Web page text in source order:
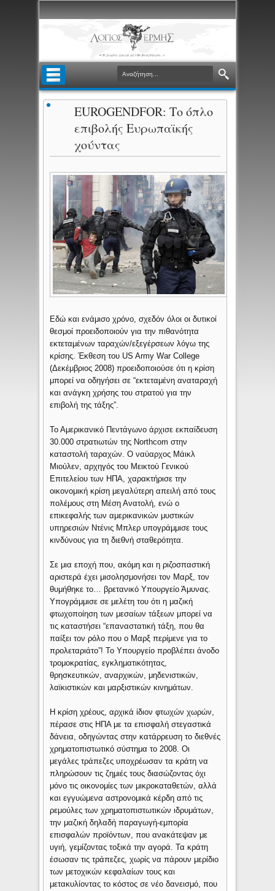
EUROGENDFOR: Το όπλο
επιβολής Ευρωπαϊκής
χούντας
Εδώ και ενάμισο χρόνο, σχεδόν όλοι οι δυτικοί
θεσμοί προειδοποιούν για την πιθανότητα
εκτεταμένων ταραχών/εξεγέρσεων λόγω της
κρίσης. Έκθεση του US Army War College
(Δεκέμβριος 2008) προειδοποιούσε ότι η κρίση
μπορεί να οδηγήσει σε “εκτεταμένη αναταραχή
και ανάγκη χρήσης του στρατού για την
επιβολή της τάξης”.
Το Αμερικανικό Πεντάγωνο άρχισε εκπαίδευση
30.000 στρατιωτών της Northcom στην
καταστολή ταραχών. Ο ναύαρχος Μάικλ
Μιούλεν, αρχηγός του Μεικτού Γενικού
Επιτελείου των ΗΠΑ, χαρακτήρισε την
οικονομική κρίση μεγαλύτερη απειλή από τους
πολέμους στη Μέση Ανατολή, ενώ ο
επικεφαλής των αμερικανικών μυστικών
υπηρεσιών Ντένις Μπλερ υπογράμμισε τους
κινδύνους για τη διεθνή σταθερότητα.
Σε μια εποχή που, ακόμη και η ριζοσπαστική
αριστερά έχει μισολησμονήσει τον Μαρξ, τον
θυμήθηκε το… βρετανικό Υπουργείο Άμυνας.
Υπογράμμισε σε μελέτη του ότι η μαζική
φτωχοποίηση των μεσαίων τάξεων μπορεί να
τις καταστήσει “επαναστατική τάξη, που θα
παίξει τον ρόλο που ο Μαρξ περίμενε για το
προλεταριάτο”! Το Υπουργείο προβλέπει άνοδο
τρομοκρατίας, εγκληματικότητας,
θρησκευτικών, αναρχικών, μηδενιστικών,
λαϊκιστικών και μαρξιστικών κινημάτων.
Η κρίση χρέους, αρχικά ίδιον φτωχών χωρών,
πέρασε στις ΗΠΑ με τα επισφαλή στεγαστικά
δάνεια, οδηγώντας στην κατάρρευση το διεθνές
χρηματοπιστωτικό σύστημα το 2008. Οι
μεγάλες τράπεζες υποχρέωσαν τα κράτη να
πληρώσουν τις ζημιές τους διασώζοντας όχι
μόνο τις οικονομίες των μικροκαταθετών, αλλά
και εγγυώμενα αστρονομικά κέρδη από τις
ρεμούλες των χρηματοπιστωτικών ιδρυμάτων,
την μαζική δηλαδή παραγωγή-εμπορία
επισφαλών προϊόντων, που ανακάτεψαν με
υγιή, γεμίζοντας τοξικά την αγορά. Τα κράτη
έσωσαν τις τράπεζες, χωρίς να πάρουν μερίδιο
των μετοχικών κεφαλαίων τους και
μετακυλίοντας το κόστος σε νέο δανεισμό, που